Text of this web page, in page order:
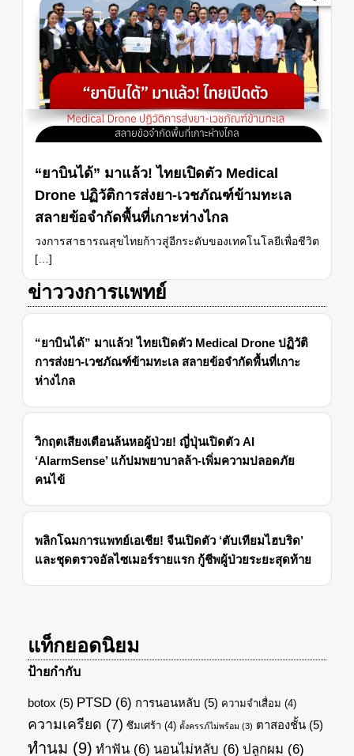
“ยาบินได้” มาแล้ว! ไทยเปิดตัว Medical
Drone ปฏิวัติการส่งยา-เวชภัณฑ์ข้ามทะเล
สลายข้อจำกัดพื้นที่เกาะห่างไกล
วงการสาธารณสุขไทยก้าวสู่อีกระดับของเทคโนโลยีเพื่อชีวิต
[…]
ข่าววงการแพทย์
“ยาบินได้” มาแล้ว! ไทยเปิดตัว Medical Drone ปฏิวัติ
การส่งยา-เวชภัณฑ์ข้ามทะเล สลายข้อจำกัดพื้นที่เกาะ
ห่างไกล
วิกฤตเสียงเตือนล้นหอผู้ป่วย! ญี่ปุ่นเปิดตัว AI
‘AlarmSense’ แก้ปมพยาบาลล้า-เพิ่มความปลอดภัย
คนไข้
พลิกโฉมการแพทย์เอเชีย! จีนเปิดตัว ‘ตับเทียมไฮบริด’
และชุดตรวจอัลไซเมอร์รายแรก กู้ชีพผู้ป่วยระยะสุดท้าย
แท็กยอดนิยม
ป้ายกำกับ
botox (5) PTSD (6) การนอนหลับ (5) ความจำเสื่อม (4)
ความเครียด (7) ซึมเศร้า (4) ตั้งครรภ์ไม่พร้อม (3) ตาสองชั้น (5)
ทำนม (9) ทำฟัน (6) นอนไม่หลับ (6) ปลูกผม (6)